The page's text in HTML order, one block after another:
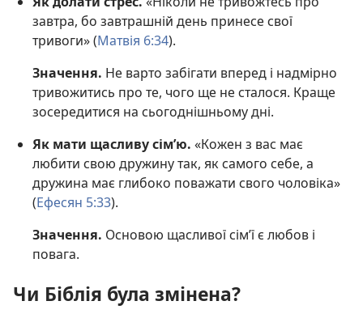
завтра, бо завтрашній день принесе свої
тривоги» (Матвія 6:34).
Значення. Не варто забігати вперед і надмірно
тривожитись про те, чого ще не сталося. Краще
зосередитися на сьогоднішньому дні.
Як мати щасливу сім’ю. «Кожен з вас має
любити свою дружину так, як самого себе, а
дружина має глибоко поважати свого чоловіка»
(Ефесян 5:33).
Значення. Основою щасливої сім’ї є любов і
повага.
Чи Біблія була змінена?